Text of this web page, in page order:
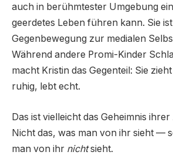
auch in berühmtester Umgebung
geerdetes Leben führen kann. Sie
Gegenbewegung zur medialen
Während andere Promi-Kinder
macht Kristin das Gegenteil: Sie
ruhig, lebt echt.
Das ist vielleicht das Geheimnis ihrer
Nicht das, was man von ihr sieht —
man von ihr nichtsieht.